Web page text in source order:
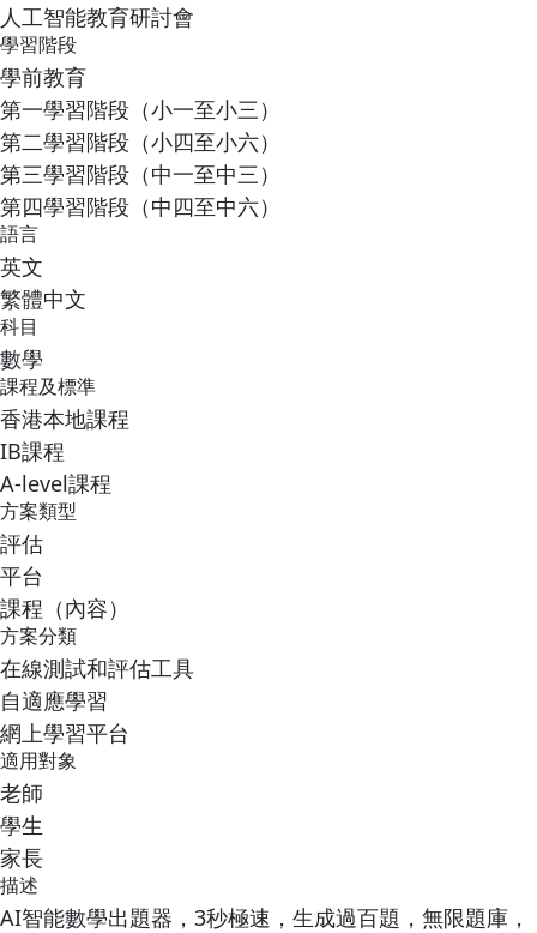
人工智能教育研討會
學習階段
學前教育
第一學習階段（小一至小三）
第二學習階段（小四至小六）
第三學習階段（中一至中三）
第四學習階段（中四至中六）
語言
英文
繁體中文
科目
數學
課程及標準
香港本地課程
IB課程
A-level課程
方案類型
評估
平台
課程（內容）
方案分類
在線測試和評估工具
自適應學習
網上學習平台
適用對象
老師
學生
家長
描述
AI智能數學出題器，3秒極速，生成過百題，無限題庫，